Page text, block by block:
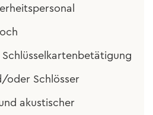
oder Schlösser
akustischer